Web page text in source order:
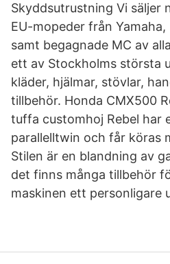
Skyddsutrustning Vi säljer
EU-mopeder från
samt begagnade MC av
ett av Stockholms största
kläder, hjälmar, stövlar,
tillbehör. Honda CMX500
tuffa customhoj Rebel har
parallelltwin och får köras
Stilen är en blandning av
det finns många tillbehör
maskinen ett personligare